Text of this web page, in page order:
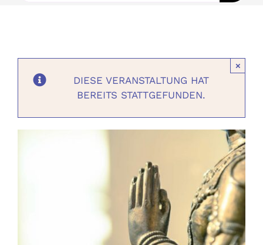
Events
DIESE VERANSTALTUNG HAT
BEREITS STATTGEFUNDEN.
×